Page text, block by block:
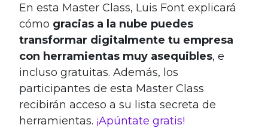
En esta Master Class, Luis Font explicará
cómo gracias a la nube puedes
transformar digitalmente tu empresa
con herramientas muy asequibles, e
incluso gratuitas. Además, los
participantes de esta Master Class
recibirán acceso a su lista secreta de
herramientas. ¡Apúntate gratis!